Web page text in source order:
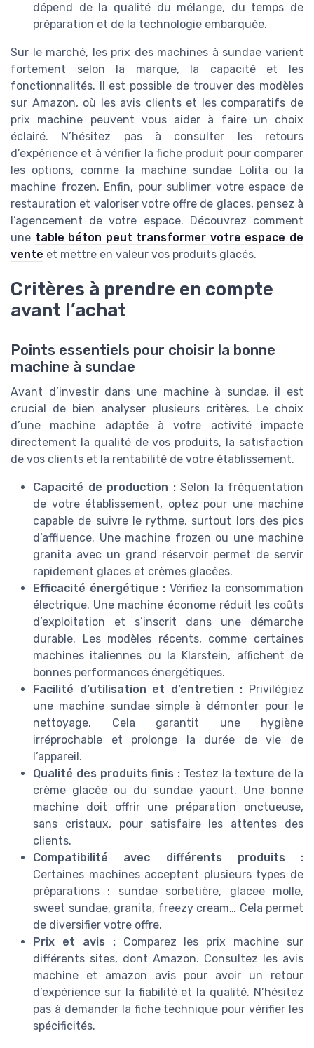
dépend de la qualité du mélange, du temps de
préparation et de la technologie embarquée.
Sur le marché, les prix des machines à sundae varient
fortement selon la marque, la capacité et les
fonctionnalités. Il est possible de trouver des modèles
sur Amazon, où les avis clients et les comparatifs de
prix machine peuvent vous aider à faire un choix
éclairé. N’hésitez pas à consulter les retours
d’expérience et à vérifier la fiche produit pour comparer
les options, comme la machine sundae Lolita ou la
machine frozen. Enfin, pour sublimer votre espace de
restauration et valoriser votre offre de glaces, pensez à
l’agencement de votre espace. Découvrez comment
une table béton peut transformer votre espace de
vente et mettre en valeur vos produits glacés.
Critères à prendre en compte
avant l’achat
Points essentiels pour choisir la bonne
machine à sundae
Avant d’investir dans une machine à sundae, il est
crucial de bien analyser plusieurs critères. Le choix
d’une machine adaptée à votre activité impacte
directement la qualité de vos produits, la satisfaction
de vos clients et la rentabilité de votre établissement.
Capacité de production :Selon la fréquentation
de votre établissement, optez pour une machine
capable de suivre le rythme, surtout lors des pics
d’affluence. Une machine frozen ou une machine
granita avec un grand réservoir permet de servir
rapidement glaces et crèmes glacées.
Efficacité énergétique : Vérifiez la consommation
électrique. Une machine économe réduit les coûts
d’exploitation et s’inscrit dans une démarche
durable. Les modèles récents, comme certaines
machines italiennes ou la Klarstein, affichent de
bonnes performances énergétiques.
Facilité d’utilisation et d’entretien : Privilégiez
une machine sundae simple à démonter pour le
nettoyage. Cela garantit une hygiène
irréprochable et prolonge la durée de vie de
l’appareil.
Qualité des produits finis : Testez la texture de la
crème glacée ou du sundae yaourt. Une bonne
machine doit offrir une préparation onctueuse,
sans cristaux, pour satisfaire les attentes des
clients.
Compatibilité avec différents produits :
Certaines machines acceptent plusieurs types de
préparations : sundae sorbetière, glacee molle,
sweet sundae, granita, freezy cream… Cela permet
de diversifier votre offre.
Prix et avis :Comparez les prix machine sur
différents sites, dont Amazon. Consultez les avis
machine et amazon avis pour avoir un retour
d’expérience sur la fiabilité et la qualité. N’hésitez
pas à demander la fiche technique pour vérifier les
spécificités.